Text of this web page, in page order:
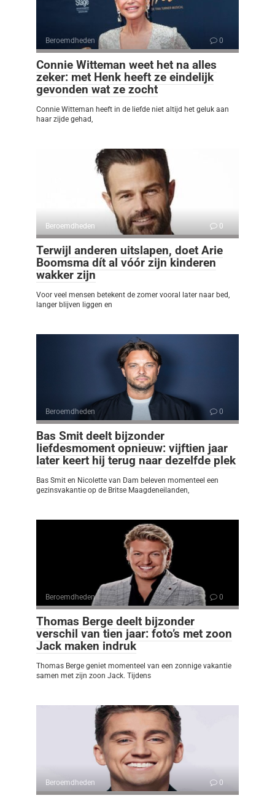
Beroemdheden 0
Connie Witteman weet het na alles
zeker: met Henk heeft ze eindelijk
gevonden wat ze zocht
Connie Witteman heeft in de liefde niet altijd het geluk aan
haar zijde gehad,
Beroemdheden 0
Terwijl anderen uitslapen, doet Arie
Boomsma dít al vóór zijn kinderen
wakker zijn
Voor veel mensen betekent de zomer vooral later naar bed,
langer blijven liggen en
Beroemdheden 0
Bas Smit deelt bijzonder
liefdesmoment opnieuw: vijftien jaar
later keert hij terug naar dezelfde plek
Bas Smit en Nicolette van Dam beleven momenteel een
gezinsvakantie op de Britse Maagdeneilanden,
Beroemdheden 0
Thomas Berge deelt bijzonder
verschil van tien jaar: foto’s met zoon
Jack maken indruk
Thomas Berge geniet momenteel van een zonnige vakantie
samen met zijn zoon Jack. Tijdens
Beroemdheden 0